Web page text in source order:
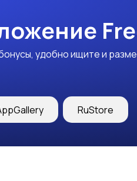
удобно ищите и
RuStore